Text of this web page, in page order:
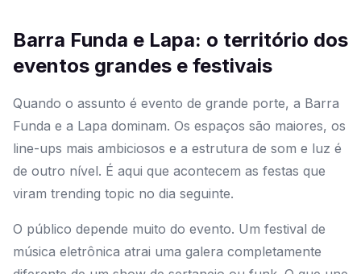
Barra Funda e Lapa: o território dos
eventos grandes e festivais
Quando o assunto é evento de grande porte, a Barra
Funda e a Lapa dominam. Os espaços são maiores, os
line-ups mais ambiciosos e a estrutura de som e luz é
de outro nível. É aqui que acontecem as festas que
viram trending topic no dia seguinte.
O público depende muito do evento. Um festival de
música eletrônica atrai uma galera completamente